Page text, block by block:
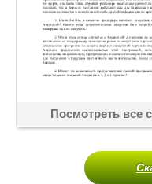
Посмотреть все